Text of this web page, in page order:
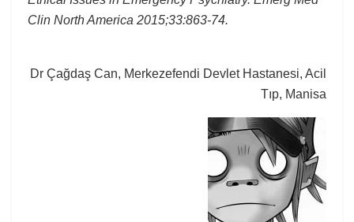
Clin North America 2015;33:863-74.
Dr Çağdaş Can, Merkezefendi Devlet Hastanesi, Acil
Tıp, Manisa